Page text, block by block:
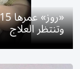
وتنتظر العلاج